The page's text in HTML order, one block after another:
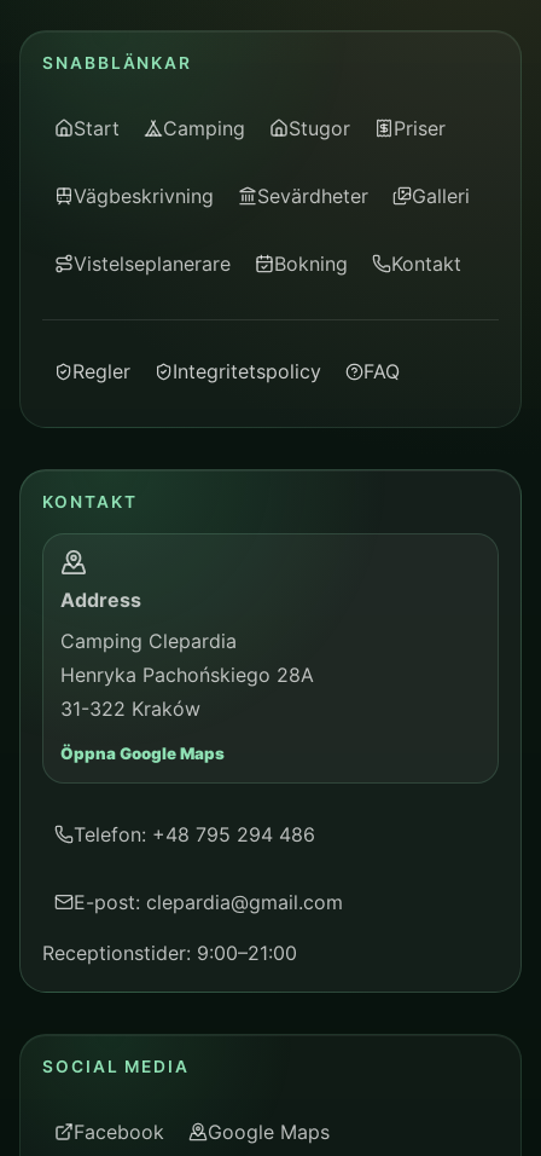
SNABBLÄNKAR
Start Camping Stugor Priser
Vägbeskrivning Sevärdheter Galleri
Vistelseplanerare Bokning Kontakt
Regler Integritetspolicy FAQ
KONTAKT
Address
Camping Clepardia
Henryka Pachońskiego 28A
31-322 Kraków
Öppna Google Maps
Telefon: +48 795 294 486
E-post: clepardia@gmail.com
Receptionstider: 9:00–21:00
SOCIAL MEDIA
Facebook Google Maps